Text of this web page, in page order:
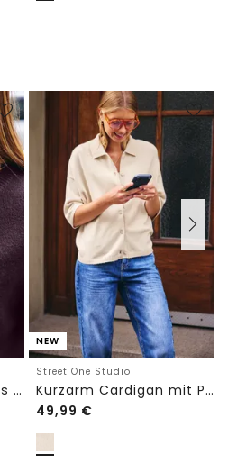
Cardigan mit Rundhals und Knöpfen
NEW
Street One Studio
Kurzarm Cardigan mit Polokragen
49,99 €